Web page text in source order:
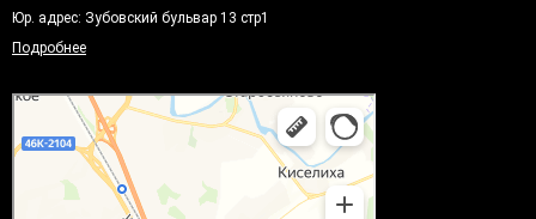
Юр. адрес: Зубовский бульвар 13 стр1
Подробнее